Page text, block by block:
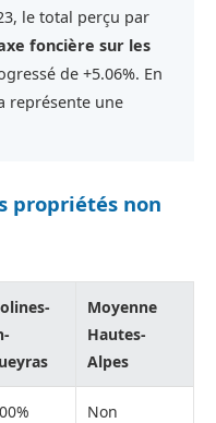
le total perçu par
foncière sur les
de +5.06%. En
représente une
propriétés non
Moyenne
Hautes-
Alpes
Non